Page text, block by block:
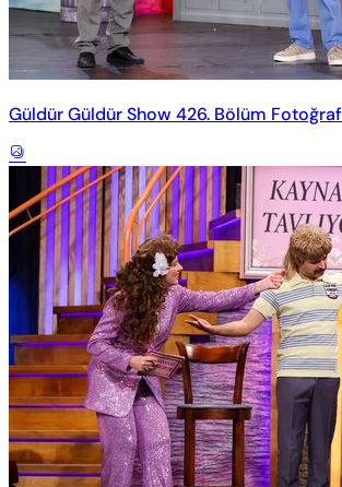
Güldür Güldür Show 426. Bölüm